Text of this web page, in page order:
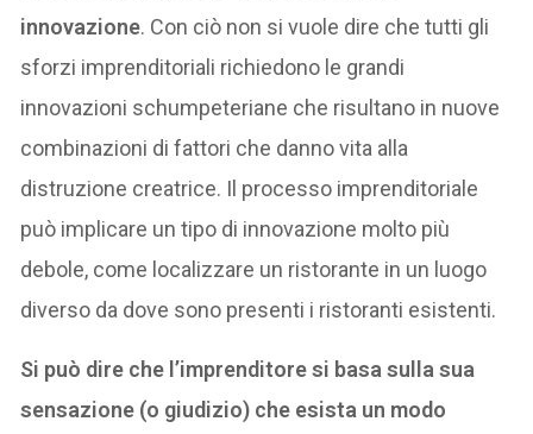
innovazione. Con ciò non si vuole dire che tutti gli
sforzi imprenditoriali richiedono le grandi
innovazioni schumpeteriane che risultano in nuove
combinazioni di fattori che danno vita alla
distruzione creatrice. Il processo imprenditoriale
può implicare un tipo di innovazione molto più
debole, come localizzare un ristorante in un luogo
diverso da dove sono presenti i ristoranti esistenti.
Si può dire che l’imprenditore si basa sulla sua
sensazione (o giudizio) che esista un modo